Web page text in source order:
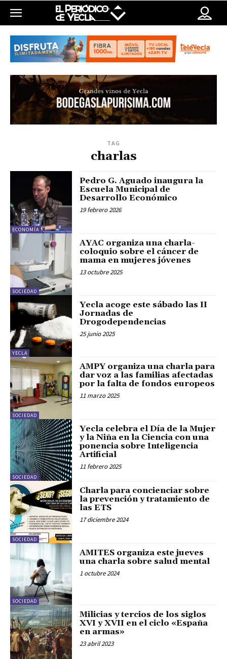
TAG
charlas
ECONOMÍA
Pedro G. Aguado inaugura la
Escuela Municipal de
Desarrollo Económico
19 febrero 2026
SOCIEDAD
AYAC organiza una charla-
coloquio sobre el cáncer de
mama en mujeres jóvenes
13 octubre 2025
YECLA
Yecla acoge este sábado las II
Jornadas de
Drogodependencias
25 junio 2025
SOCIEDAD
AMPY organiza una charla para
dar voz a las familias afectadas
por la falta de fondos europeos
11 marzo 2025
SOCIEDAD
Yecla celebra el Día de la Mujer
y la Niña en la Ciencia con una
ponencia sobre Inteligencia
Artificial
11 febrero 2025
SOCIEDAD
Charla para concienciar sobre
la prevención y tratamiento de
las ETS
17 diciembre 2024
SOCIEDAD
AMITES organiza este jueves
una charla sobre salud mental
1 octubre 2024
Milicias y tercios de los siglos
XVI y XVII en el ciclo «España
en armas»
23 abril 2023